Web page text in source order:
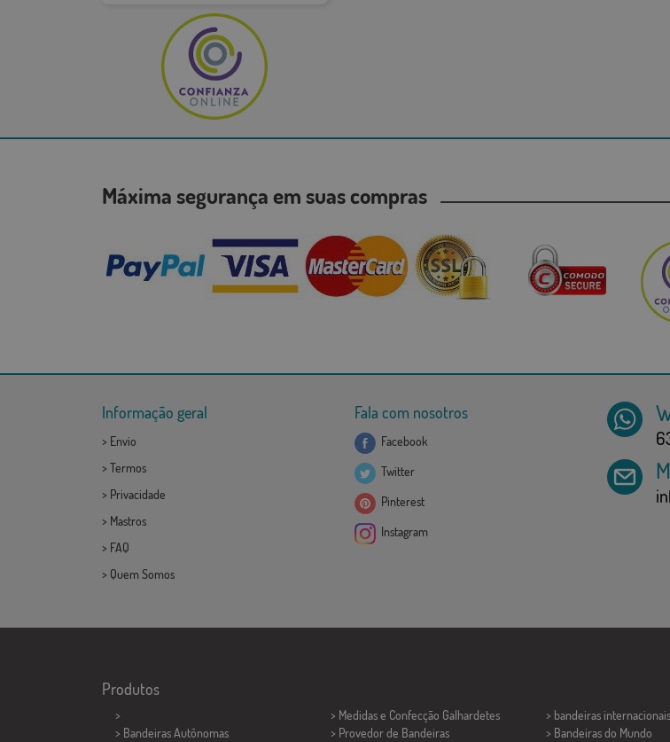
Máxima segurança em suas compras
Informação geral
> Envio
> Termos
> Privacidade
> Mastros
> FAQ
> Quem Somos
Fala com nosotros
Facebook
Twitter
Pinterest
Instagram
Produtos
>
> Bandeiras Autônomas
> Medidas e Confecção Galhardetes
> Provedor de Bandeiras
> bandeiras internacionais
> Bandeiras do Mundo